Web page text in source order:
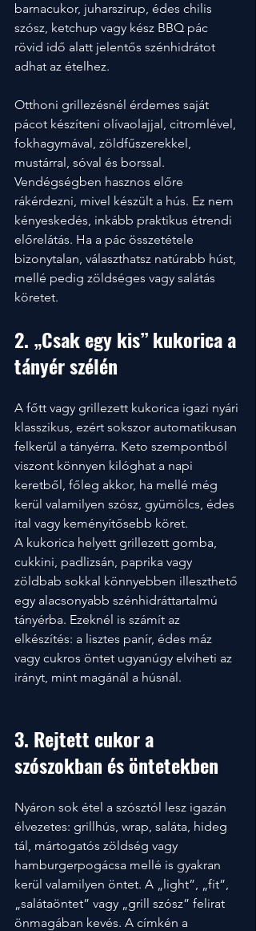
barnacukor, juharszirup, édes chilis
szósz, ketchup vagy kész BBQ pác
rövid idő alatt jelentős szénhidrátot
adhat az ételhez.
Otthoni grillezésnél érdemes saját
pácot készíteni olívaolajjal, citromlével,
fokhagymával, zöldfűszerekkel,
mustárral, sóval és borssal.
Vendégségben hasznos előre
rákérdezni, mivel készült a hús. Ez nem
kényeskedés, inkább praktikus étrendi
előrelátás. Ha a pác összetétele
bizonytalan, választhatsz natúrabb húst,
mellé pedig zöldséges vagy salátás
köretet.
2. „Csak egy kis” kukorica a
tányér szélén
A főtt vagy grillezett kukorica igazi nyári
klasszikus, ezért sokszor automatikusan
felkerül a tányérra. Keto szempontból
viszont könnyen kilóghat a napi
keretből, főleg akkor, ha mellé még
kerül valamilyen szósz, gyümölcs, édes
ital vagy keményítősebb köret.
A kukorica helyett grillezett gomba,
cukkini, padlizsán, paprika vagy
zöldbab sokkal könnyebben illeszthető
egy alacsonyabb szénhidráttartalmú
tányérba. Ezeknél is számít az
elkészítés: a lisztes panír, édes máz
vagy cukros öntet ugyanúgy elviheti az
irányt, mint magánál a húsnál.
3. Rejtett cukor a
szószokban és öntetekben
Nyáron sok étel a szósztól lesz igazán
élvezetes: grillhús, wrap, saláta, hideg
tál, mártogatós zöldség vagy
hamburgerpogácsa mellé is gyakran
kerül valamilyen öntet. A „light”, „fit”,
„salátaöntet” vagy „grill szósz” felirat
önmagában kevés. A címkén a